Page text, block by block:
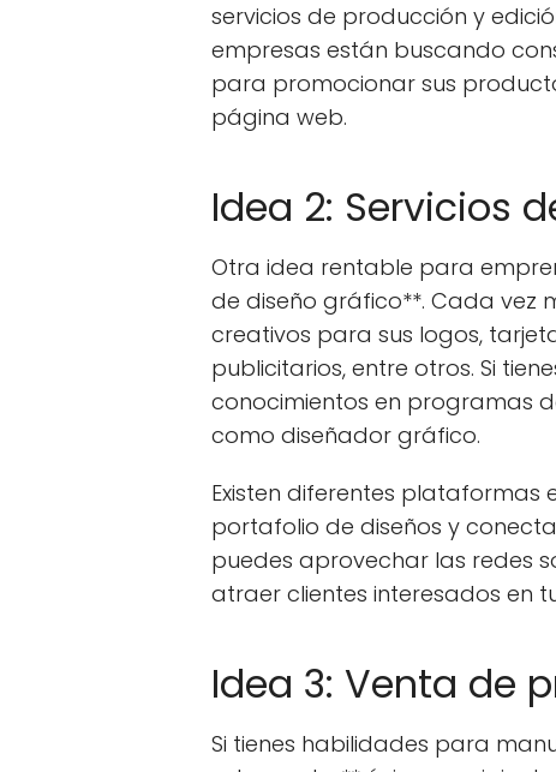
servicios de producción y
empresas están buscando
para promocionar sus
página web.
Idea 2: Servicios
Otra idea rentable para
de diseño gráfico**. Cada vez
creativos para sus logos,
publicitarios, entre otros. Si
conocimientos en programas
como diseñador gráfico.
Existen diferentes plataformas
portafolio de diseños y
puedes aprovechar las redes
atraer clientes interesados en
Idea 3: Venta de
Si tienes habilidades para